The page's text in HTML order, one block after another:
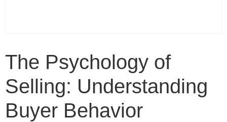
The Psychology of
Selling: Understanding
Buyer Behavior